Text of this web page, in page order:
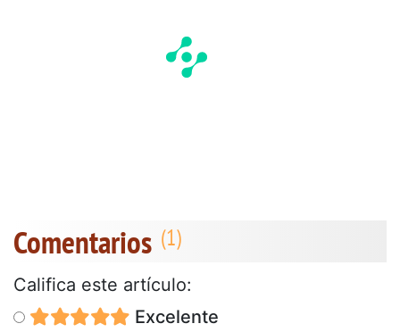
Comentarios
Califica este artículo:
Excelente